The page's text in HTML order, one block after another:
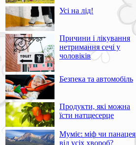
Усі на лід!
Причини і лікування
нетримання сечі у
чоловіків
Безпека та автомобіль
Продукти, які можна
їсти натщесерце
Муміє: міф чи панацея
від усіх хвороб?